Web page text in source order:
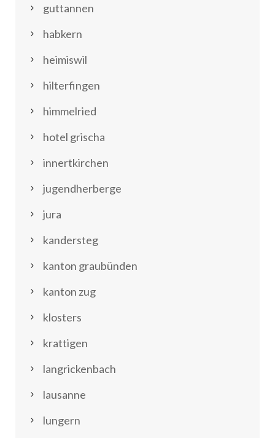
guttannen
habkern
heimiswil
hilterfingen
himmelried
hotel grischa
innertkirchen
jugendherberge
jura
kandersteg
kanton graubünden
kanton zug
klosters
krattigen
langrickenbach
lausanne
lungern